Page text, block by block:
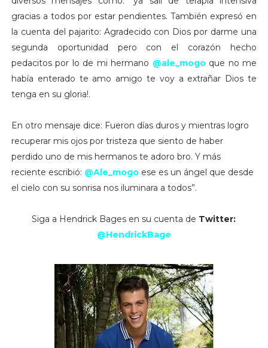
gracias a todos por estar pendientes. También expresó en
la cuenta del pajarito: Agradecido con Dios por darme una
segunda oportunidad pero con el corazón hecho
pedacitos por lo de mi hermano @ale_mogoque no me
había enterado te amo amigo te voy a extrañar Dios te
tenga en su gloria!.
En otro mensaje dice: Fueron días duros y mientras logro
recuperar mis ojos por tristeza que siento de haber
perdido uno de mis hermanos te adoro bro. Y más
reciente escribió: @Ale_mogo ese es un ángel que desde
el cielo con su sonrisa nos iluminara a todos”.
Siga a Hendrick Bages en su cuenta de Twitter:
@HendrickBage